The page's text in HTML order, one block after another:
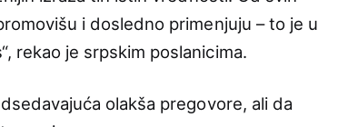
i dosledno primenjuju – to je u
rekao je srpskim poslanicima.
olakša pregovore, ali da